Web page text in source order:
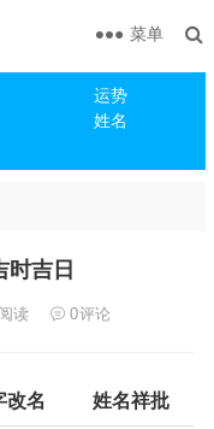
运势
姓名
菜单
时吉日
阅读 0评论
改名 姓名祥批